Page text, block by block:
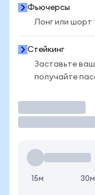
Фьючерсы
Лонг или шорт
Стейкинг
Заставьте
получайте
15м 30м